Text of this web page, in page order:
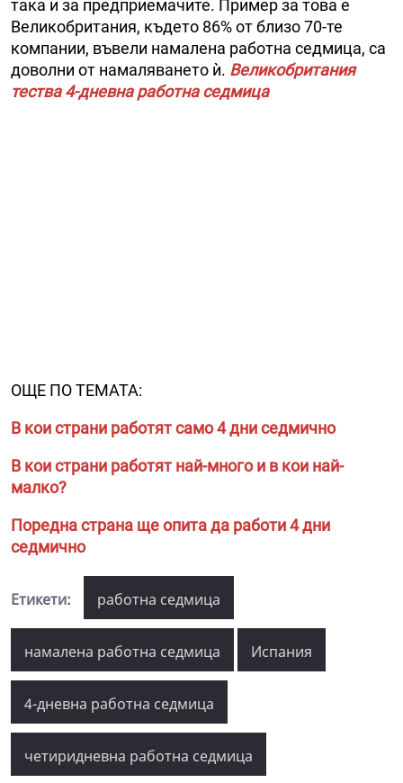
така и за предприемачите. Пример за това е
Великобритания, където 86% от близо 70-те
компании, въвели намалена работна седмица, са
доволни от намаляването ѝ. Великобритания
тества 4-дневна работна седмица
ОЩЕ ПО ТЕМАТА:
В кои страни работят само 4 дни седмично
В кои страни работят най-много и в кои най-
малко?
Поредна страна ще опита да работи 4 дни
седмично
Етикети: работна седмица
намалена работна седмица Испания
4-дневна работна седмица
четиридневна работна седмица